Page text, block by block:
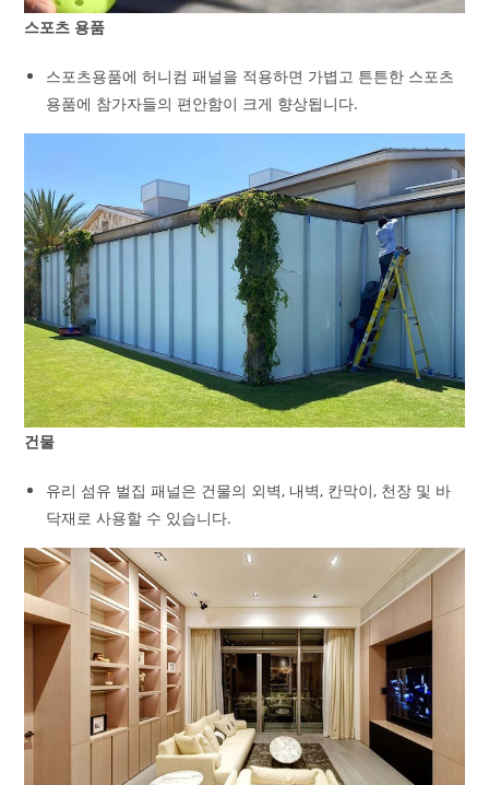
스포츠 용품
스포츠용품에 허니컴 패널을 적용하면 가볍고 튼튼한 스포츠
용품에 참가자들의 편안함이 크게 향상됩니다.
건물
유리 섬유 벌집 패널은 건물의 외벽, 내벽, 칸막이, 천장 및 바
닥재로 사용할 수 있습니다.